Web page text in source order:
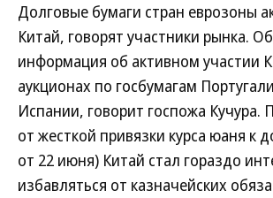
Долговые бумаги стран еврозоны
Китай, говорят участники рынка.
информация об активном участии
аукционах по госбумагам
Испании, говорит госпожа Кучура.
от жесткой привязки курса юаня к
от 22 июня) Китай стал гораздо
избавляться от казначейских